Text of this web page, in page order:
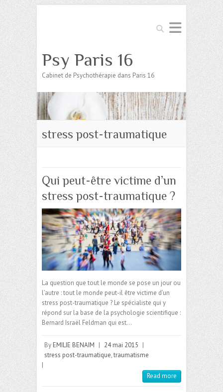
Search
Psy Paris 16
Cabinet de Psychothérapie dans Paris 16
stress post-traumatique
Qui peut-être victime d’un
stress post-traumatique ?
La question que tout le monde se pose un jour ou
l’autre : tout le monde peut-il être victime d’un
stress post-traumatique ? Le spécialiste qui y
répond sur la base de la psychologie scientifique :
Bernard Israël Feldman qui est…
By EMILIE BENAIM | 24 mai 2015 |
stress post-traumatique,traumatisme
|
Read more